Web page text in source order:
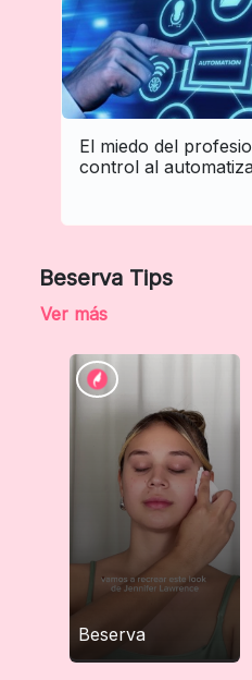
El miedo del
control al
Beserva Tips
Ver más
Beserva